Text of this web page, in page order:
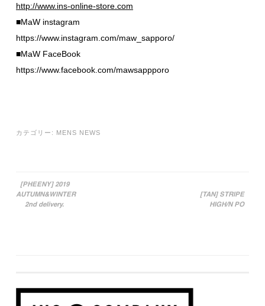
http://www.ins-online-store.com
■MaW instagram
https://www.instagram.com/maw_sapporo/
■MaW FaceBook
https://www.facebook.com/mawsappporo
カテゴリー: MENS NEWS
投稿ナビゲーション
[PHEENY] 2019
AUTUMN&WINTER
2nd delivery.
[TAN] STRIPE
HIGH/N PO